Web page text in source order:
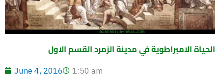
الحياة الامبراطوية في مدينة الزمرد القسم الاول
June 4, 2016 1:50 am